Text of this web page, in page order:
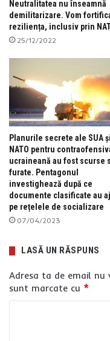
Neutralitatea nu înseamnă
demilitarizare. Vom
reziliența, inclusiv prin
25/12/2022
Planurile secrete ale SUA și
NATO pentru
ucraineană au fost scurse
furate. Pentagonul
investighează după ce
documente clasificate au
pe rețelele de socializare
07/04/2023
LASĂ UN RĂSPUNS
Adresa ta de email nu
sunt marcate cu *